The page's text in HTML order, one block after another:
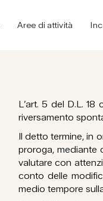
Aree di attività
L’art. 5 del D.L.
riversamento
Il detto termine, in
proroga, mediante
valutare con
conto delle
medio tempore